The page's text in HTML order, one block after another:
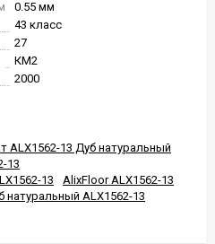
0.55 мм
43 класс
27
КМ2
2000
ALX1562-13 Дуб натуральный
13
13
AlixFloor ALX1562-13
натуральный ALX1562-13